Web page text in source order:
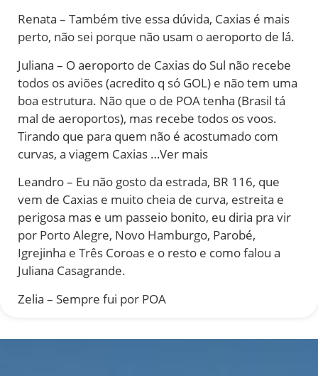
Renata – Também tive essa dúvida, Caxias é mais
perto, não sei porque não usam o aeroporto de lá.
Juliana – O aeroporto de Caxias do Sul não recebe
todos os aviões (acredito q só GOL) e não tem uma
boa estrutura. Não que o de POA tenha (Brasil tá
mal de aeroportos), mas recebe todos os voos.
Tirando que para quem não é acostumado com
curvas, a viagem Caxias …Ver mais
Leandro – Eu não gosto da estrada, BR 116, que
vem de Caxias e muito cheia de curva, estreita e
perigosa mas e um passeio bonito, eu diria pra vir
por Porto Alegre, Novo Hamburgo, Parobé,
Igrejinha e Três Coroas e o resto e como falou a
Juliana Casagrande.
Zelia – Sempre fui por POA